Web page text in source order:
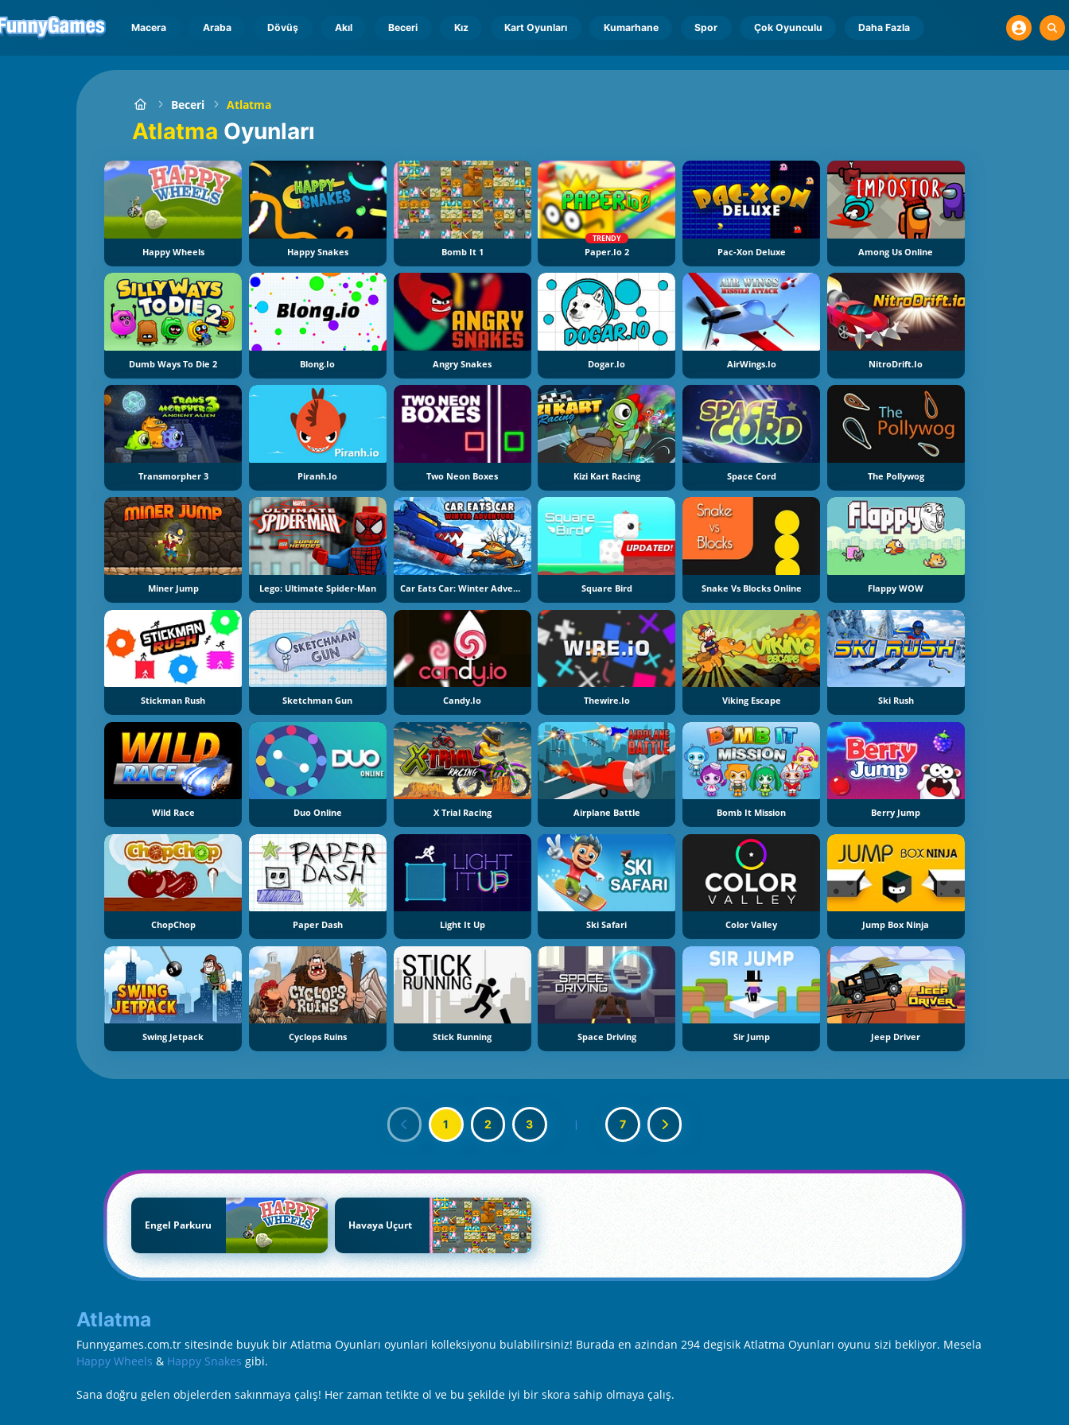
Macera Araba Dövüş Akıl Beceri Kız Kart Oyunları Kumarhane Spor Çok Oyunculu Daha Fazla
Beceri Atlatma
Atlatma Oyunları
Happy Wheels Happy Snakes Bomb It 1
TRENDY
Paper.io 2 Pac-Xon Deluxe Among Us Online
Dumb Ways To Die 2 Blong.io Angry Snakes Dogar.io AirWings.io NitroDrift.io
Transmorpher 3 Piranh.io Two Neon Boxes Kizi Kart Racing Space Cord The Pollywog
Miner Jump Lego: Ultimate Spider-Man Car Eats Car: Winter Adventure Square Bird Snake Vs Blocks Online Flappy WOW
Stickman Rush Sketchman Gun Candy.io Thewire.io Viking Escape Ski Rush
Wild Race Duo Online X Trial Racing Airplane Battle Bomb It Mission Berry Jump
ChopChop Paper Dash Light It Up Ski Safari Color Valley Jump Box Ninja
Swing Jetpack Cyclops Ruins Stick Running Space Driving Sir Jump Jeep Driver
1 2 3 | 7
Engel Parkuru Havaya Uçurt
Atlatma
Funnygames.com.tr sitesinde buyuk bir Atlatma Oyunları oyunlari kolleksiyonu bulabilirsiniz! Burada en azindan 294 degisik Atlatma Oyunları oyunu sizi bekliyor. Mesela
Happy Wheels & Happy Snakes gibi.
Sana doğru gelen objelerden sakınmaya çalış! Her zaman tetikte ol ve bu şekilde iyi bir skora sahip olmaya çalış.